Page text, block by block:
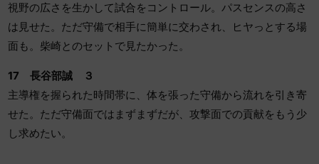
視野の広さを生かして試合をコントロール。パスセンスの高さ
は見せた。ただ守備で相手に簡単に交わされ、ヒヤっとする場
面も。柴崎とのセットで見たかった。
17 長谷部誠 ３
主導権を握られた時間帯に、体を張った守備から流れを引き寄
せた。ただ守備面ではまずまずだが、攻撃面での貢献をもう少
し求めたい。